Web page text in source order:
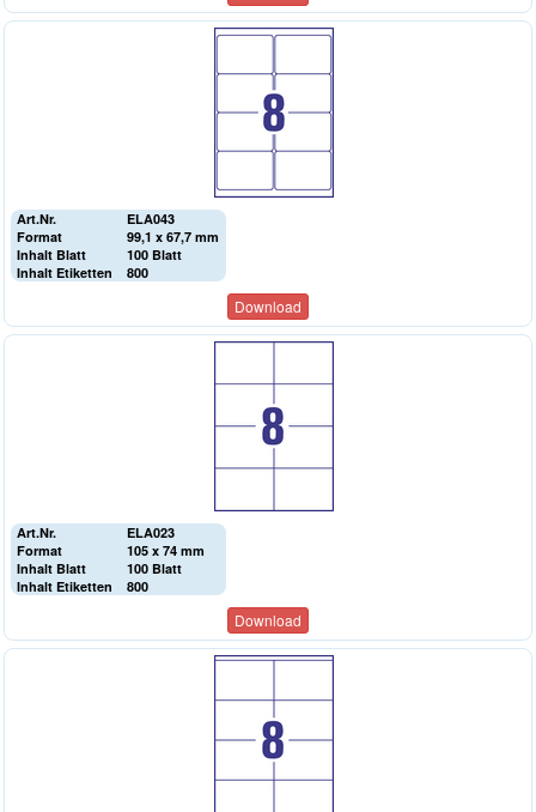
Art.Nr.
ELA043
Format
99,1 x 67,7 mm
Inhalt Blatt
100 Blatt
Inhalt Etiketten
800
Download
Art.Nr.
ELA023
Format
105 x 74 mm
Inhalt Blatt
100 Blatt
Inhalt Etiketten
800
Download